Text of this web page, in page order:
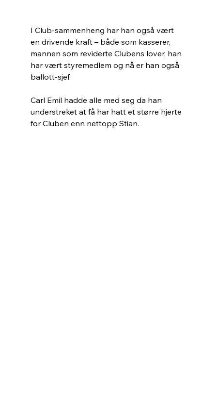
I Club-sammenheng har han også vært
en drivende kraft – både som kasserer,
mannen som reviderte Clubens lover, han
har vært styremedlem og nå er han også
ballott-sjef.
Carl Emil hadde alle med seg da han
understreket at få har hatt et større hjerte
for Cluben enn nettopp Stian.